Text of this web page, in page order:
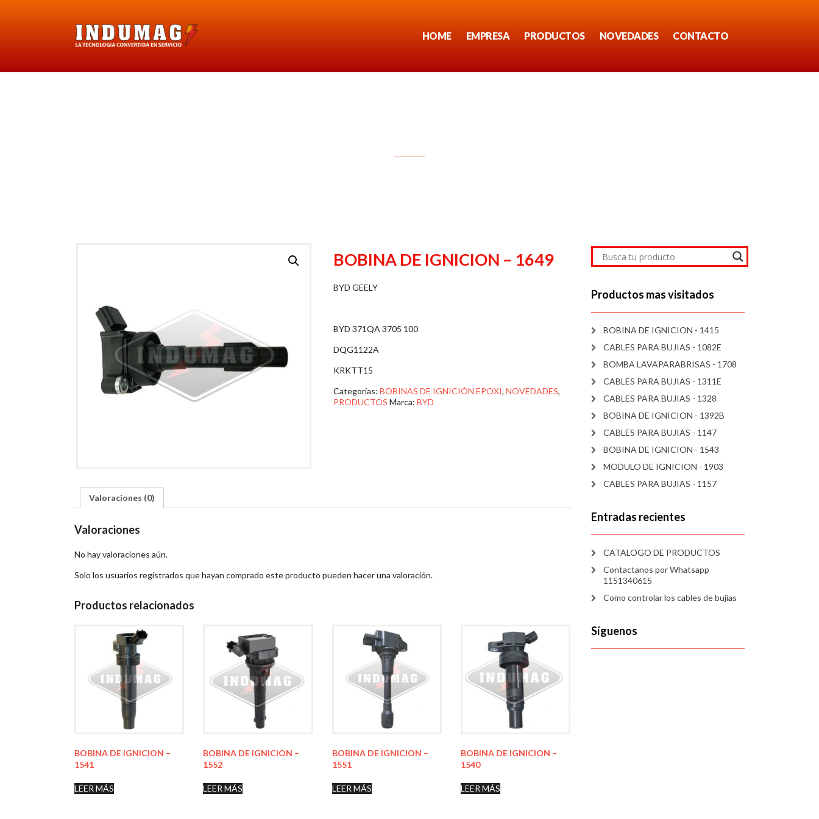
HOME EMPRESA PRODUCTOS NOVEDADES CONTACTO
BOBINA DE IGNICION – 1649
BYD GEELY
BYD 371QA 3705 100
DQG1122A
KRKTT15
Categorías:BOBINAS DE IGNICIÓN EPOXI,NOVEDADES,
PRODUCTOS Marca:BYD
Valoraciones (0)
Valoraciones
No hay valoraciones aún.
Solo los usuarios registrados que hayan comprado este producto pueden hacer una valoración.
Productos relacionados
BOBINA DE IGNICION –
1541
LEER MÁS
BOBINA DE IGNICION –
1552
LEER MÁS
BOBINA DE IGNICION –
1551
LEER MÁS
BOBINA DE IGNICION –
1540
LEER MÁS
Productos mas visitados
BOBINA DE IGNICION - 1415
CABLES PARA BUJIAS - 1082E
BOMBA LAVAPARABRISAS - 1708
CABLES PARA BUJIAS - 1311E
CABLES PARA BUJIAS - 1328
BOBINA DE IGNICION - 1392B
CABLES PARA BUJIAS - 1147
BOBINA DE IGNICION - 1543
MODULO DE IGNICION - 1903
CABLES PARA BUJIAS - 1157
Entradas recientes
CATALOGO DE PRODUCTOS
Contactanos por Whatsapp
1151340615
Como controlar los cables de bujías
Síguenos